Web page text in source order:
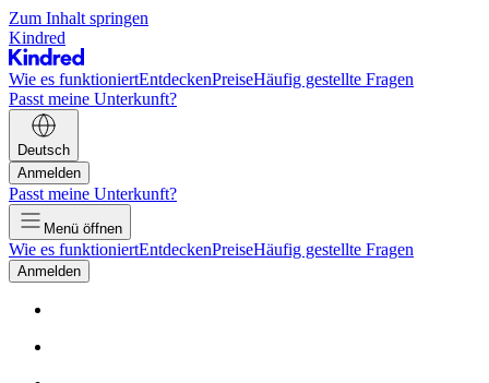
Zum Inhalt springen
Kindred
Wie es funktioniertEntdeckenPreiseHäufig gestellte Fragen
Passt meine Unterkunft?
Deutsch
Anmelden
Passt meine Unterkunft?
Menü öffnen
Wie es funktioniertEntdeckenPreiseHäufig gestellte Fragen
Anmelden